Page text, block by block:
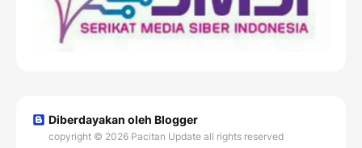
Diberdayakan oleh Blogger
copyright © 2026 Pacitan Update all rights reserved